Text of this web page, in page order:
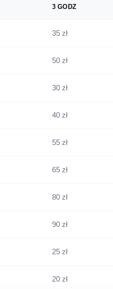
3 GODZ
35 zł
50 zł
30 zł
40 zł
55 zł
65 zł
80 zł
90 zł
25 zł
20 zł